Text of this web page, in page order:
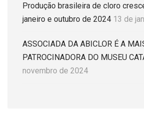
Produção brasileira de cloro
janeiro e outubro de 2024 13 de
ASSOCIADA DA ABICLOR É A
PATROCINADORA DO MUSEU
novembro de 2024